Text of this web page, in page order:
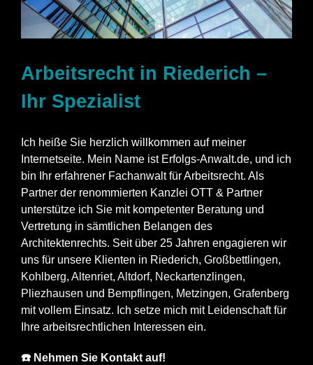
Arbeitsrecht in Riederich –
Ihr Spezialist
Ich heiße Sie herzlich willkommen auf meiner
Internetseite. Mein Name ist Erfolgs-Anwalt.de, und ich
bin Ihr erfahrener Fachanwalt für Arbeitsrecht. Als
Partner der renommierten Kanzlei OTT & Partner
unterstütze ich Sie mit kompetenter Beratung und
Vertretung in sämtlichen Belangen des
Architektenrechts. Seit über 25 Jahren engagieren wir
uns für unsere Klienten in Riederich, Großbettlingen,
Kohlberg, Altenriet, Altdorf, Neckartenzlingen,
Pliezhausen und Bempflingen, Metzingen, Grafenberg
mit vollem Einsatz. Ich setze mich mit Leidenschaft für
Ihre arbeitsrechtlichen Interessen ein.
☎️ Nehmen Sie Kontakt auf!